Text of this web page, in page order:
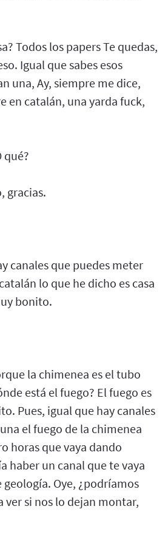
Todos los papers Te quedas,
Igual que sabes esos
una, Ay, siempre me dice,
en catalán, una yarda fuck,
qué?
gracias.
canales que puedes meter
lo que he dicho es casa
bonito.
la chimenea es el tubo
está el fuego? El fuego es
Pues, igual que hay canales
el fuego de la chimenea
horas que vaya dando
haber un canal que te vaya
Oye, ¿podríamos
ver si nos lo dejan montar,